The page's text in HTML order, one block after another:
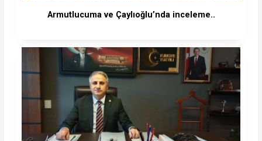
Armutlucuma ve Çaylıoğlu’nda inceleme..